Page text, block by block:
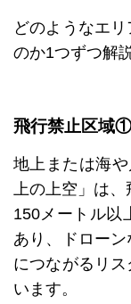
どのようなエ
のか1つずつ解
飛行禁止区域
地上または海
上の上空」は、
150メートル以
あり、ドロー
につながるリ
います。